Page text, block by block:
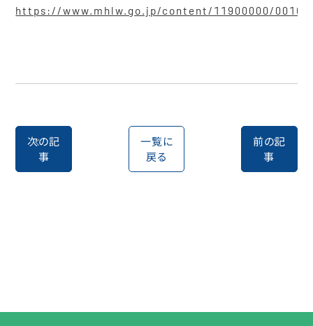
https://www.mhlw.go.jp/content/11900000/
次の記
事
一覧に
戻る
前の記
事